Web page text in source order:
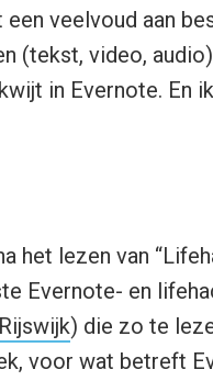
veelvoud aan
(tekst, video,
in Evernote. En
het lezen van
Evernote- en
) die zo te
voor wat betreft